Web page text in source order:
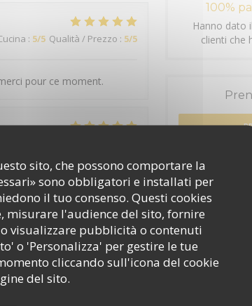
sito, che possono comportare la
sono obbligatori e installati per
il tuo consenso. Questi cookies
misurare l'audience del sito, fornire
visualizzare pubblicità o contenuti
o 'Personalizza' per gestire le tue
cliccando sull'icona del cookie
del sito.
: 5/5 Qualità / Prezzo : 5/5
pour ce moment.
: 5/5 Qualità / Prezzo: 5/5
100%
Hanno dato
clienti che
SCOPRI